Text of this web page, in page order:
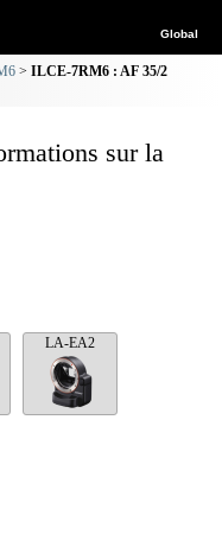
Global
ILCE-7RM6 : AF 35/2
sur la
LA-EA2